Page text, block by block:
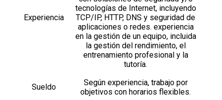
Experiencia
tecnologías de Internet, incluyendo
TCP/IP, HTTP, DNS y seguridad de
aplicaciones o redes. experiencia
en la gestión de un equipo, incluida
la gestión del rendimiento, el
entrenamiento profesional y la
tutoría.
Sueldo
Según experiencia, trabajo por
objetivos con horarios flexibles.